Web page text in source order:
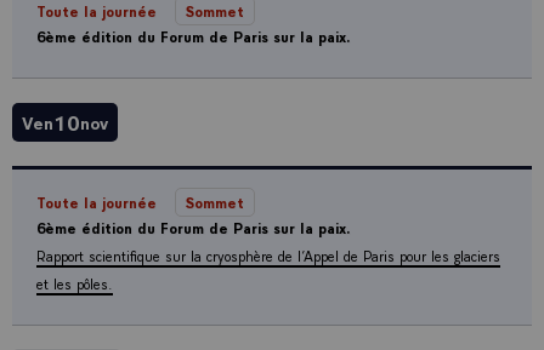
Toute la journée
Sommet
6ème édition du Forum de Paris sur la paix.
Ven10nov
Toute la journée
Sommet
6ème édition du Forum de Paris sur la paix.
Rapport scientifique sur la cryosphère de l’Appel de Paris pour les glaciers
et les pôles.